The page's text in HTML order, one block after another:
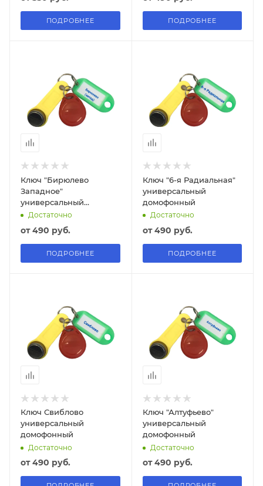
ПОДРОБНЕЕ ПОДРОБНЕЕ
Ключ "Бирюлево
Западное"
универсальный
домофонный
Достаточно
от490 руб.
ПОДРОБНЕЕ
Ключ "6-я Радиальная"
универсальный
домофонный
Достаточно
от490 руб.
ПОДРОБНЕЕ
Ключ Свиблово
универсальный
домофонный
Достаточно
от490 руб.
Ключ "Алтуфьево"
универсальный
домофонный
Достаточно
от490 руб.